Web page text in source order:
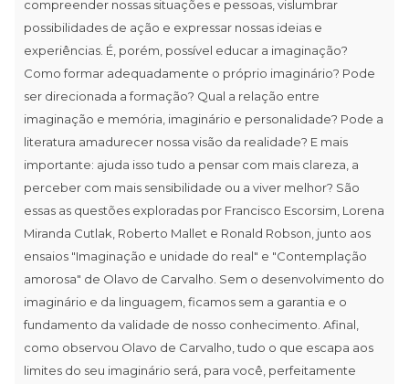
compreender nossas situações e pessoas, vislumbrar
possibilidades de ação e expressar nossas ideias e
experiências. É, porém, possível educar a imaginação?
Como formar adequadamente o próprio imaginário? Pode
ser direcionada a formação? Qual a relação entre
imaginação e memória, imaginário e personalidade? Pode a
literatura amadurecer nossa visão da realidade? E mais
importante: ajuda isso tudo a pensar com mais clareza, a
perceber com mais sensibilidade ou a viver melhor? São
essas as questões exploradas por Francisco Escorsim, Lorena
Miranda Cutlak, Roberto Mallet e Ronald Robson, junto aos
ensaios "Imaginação e unidade do real" e "Contemplação
amorosa" de Olavo de Carvalho. Sem o desenvolvimento do
imaginário e da linguagem, ficamos sem a garantia e o
fundamento da validade de nosso conhecimento. Afinal,
como observou Olavo de Carvalho, tudo o que escapa aos
limites do seu imaginário será, para você, perfeitamente